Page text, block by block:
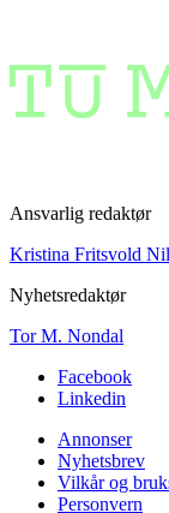
Ansvarlig redaktør
Kristina Fritsvold
Nyhetsredaktør
Tor M. Nondal
Facebook
Linkedin
Annonser
Nyhetsbrev
Vilkår og
Personvern